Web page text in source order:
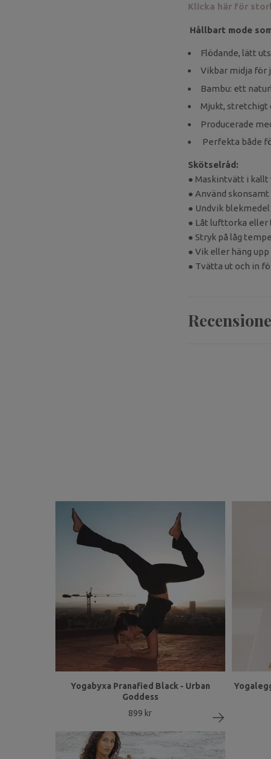
Klicka här för
Hållbart mode
Flödande, lätt
Vikbar midja för
Bambu: ett
Mjukt, stretchigt
Producerade
Perfekta både
Skötselråd:
● Maskintvätt i
● Använd
● Undvik
● Låt lufttorka eller
● Stryk på låg
● Vik eller häng
● Tvätta ut och in
Yogabyxa Pranafied Black - Urban
Goddess
899 kr